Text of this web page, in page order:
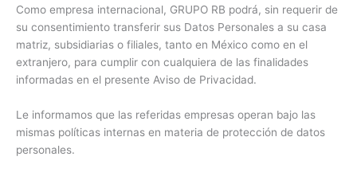
Como empresa internacional, GRUPO RB podrá, sin requerir de
su consentimiento transferir sus Datos Personales a su casa
matriz, subsidiarias o filiales, tanto en México como en el
extranjero, para cumplir con cualquiera de las finalidades
informadas en el presente Aviso de Privacidad.
Le informamos que las referidas empresas operan bajo las
mismas políticas internas en materia de protección de datos
personales.